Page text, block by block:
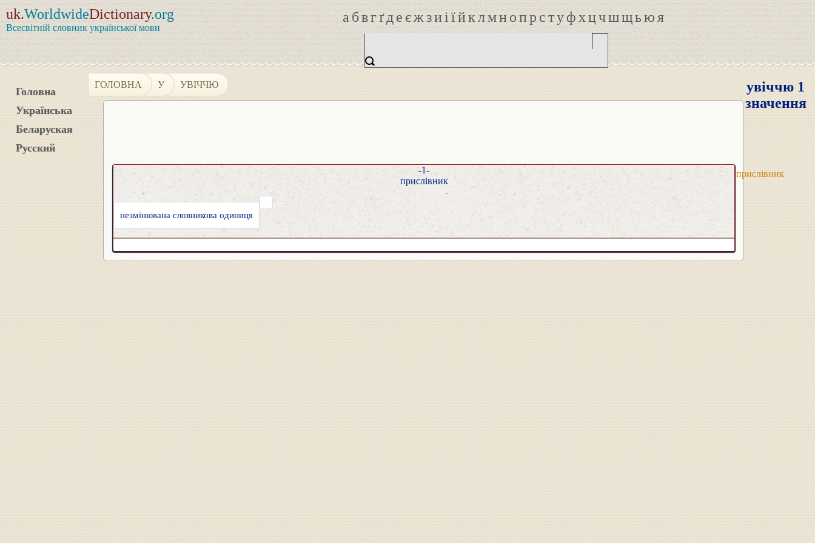
uk.WorldwideDictionary.org
Всесвітній словник української мови
абвгґдеєжзиіїйклмнопрстуфхцчшщьюя
Головна
Українська
Беларуская
Русский
ГОЛОВНА У УВІЧЧЮ
увіччю 1
значення
прислівник
-1-
прислівник
незмінювана словникова одиниця